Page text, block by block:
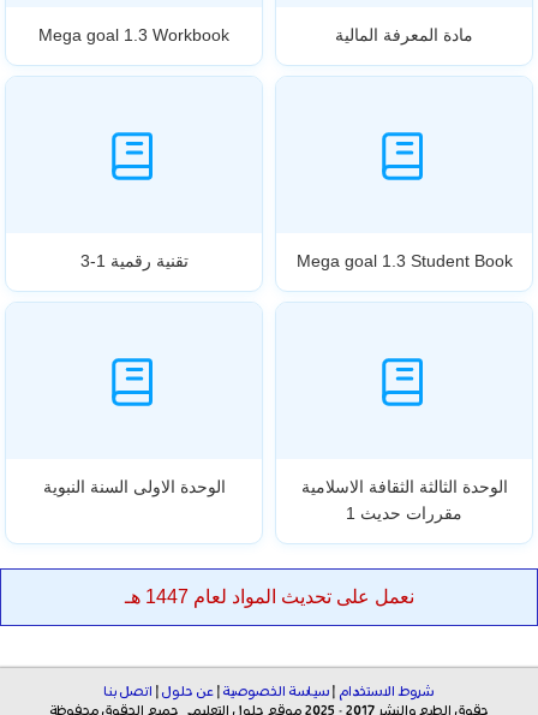
مادة المعرفة المالية Mega goal 1.3 Workbook
Mega goal 1.3 Student Book تقنية رقمية 1-3
الوحدة الثالثة الثقافة الاسلامية
مقررات حديث 1
الوحدة الاولى السنة النبوية
نعمل على تحديث المواد لعام 1447 هـ
شروط الاستخدام | سياسة الخصوصية | عن حلول | اتصل بنا
حقوق الطبع والنشر 2017 - 2025 موقع حلول التعليمي جميع الحقوق محفوظة